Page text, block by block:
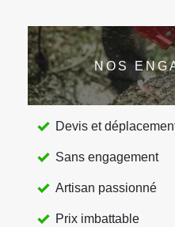
NOS
Devis et
Sans engagement
Artisan passionné
Prix imbattable